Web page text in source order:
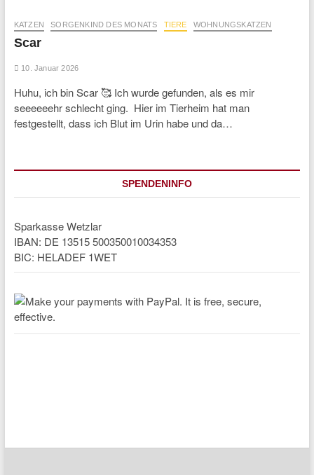
KATZEN SORGENKIND DES MONATS TIERE WOHNUNGSKATZEN
Scar
10. Januar 2026
Huhu, ich bin Scar 🥰 Ich wurde gefunden, als es mir
seeeeeehr schlecht ging. Hier im Tierheim hat man
festgestellt, dass ich Blut im Urin habe und da…
SPENDENINFO
Sparkasse Wetzlar
IBAN: DE 13515 500350010034353
BIC: HELADEF 1WET